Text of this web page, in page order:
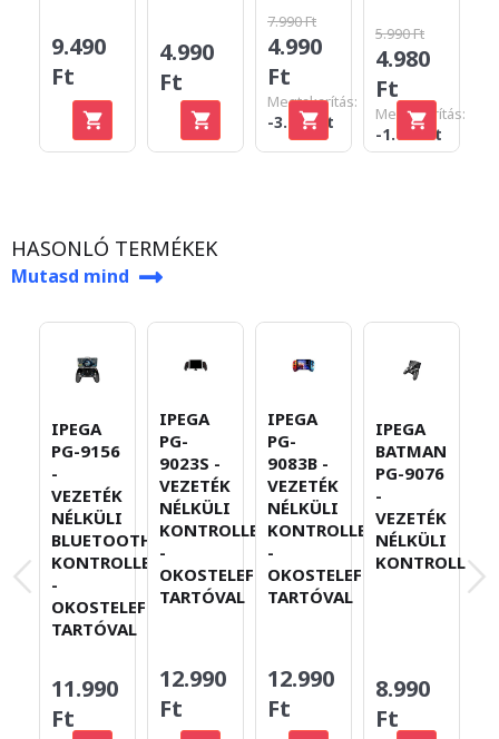
9.490
Ft
4.990
Ft
7.990 Ft
4.990
Ft
Megtakarítás:
-3.000 Ft
5.990 Ft
4.980
Ft
Megtakarítás:
-1.010 Ft
HASONLÓ TERMÉKEK
Mutasd mind
IPEGA
PG-9156
-
VEZETÉK
NÉLKÜLI
BLUETOOTH
KONTROLLER
-
OKOSTELEFON-
TARTÓVAL
11.990
Ft
IPEGA
PG-
9023S -
VEZETÉK
NÉLKÜLI
KONTROLLER
-
OKOSTELEFON-
TARTÓVAL
12.990
Ft
IPEGA
PG-
9083B -
VEZETÉK
NÉLKÜLI
KONTROLLER
-
OKOSTELEFON-
TARTÓVAL
12.990
Ft
IPEGA
BATMAN
PG-9076
-
VEZETÉK
NÉLKÜLI
KONTROLLER
8.990
Ft